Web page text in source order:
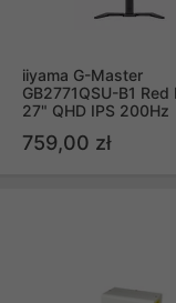
iiyama G-Master
GB2771QSU-B1 Red
27" QHD IPS 200Hz
759,00 zł